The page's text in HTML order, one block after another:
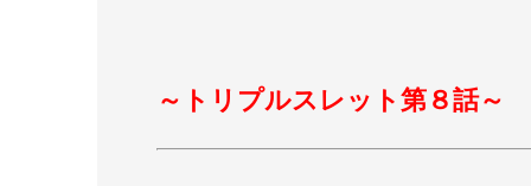
～トリプルスレット第８話～